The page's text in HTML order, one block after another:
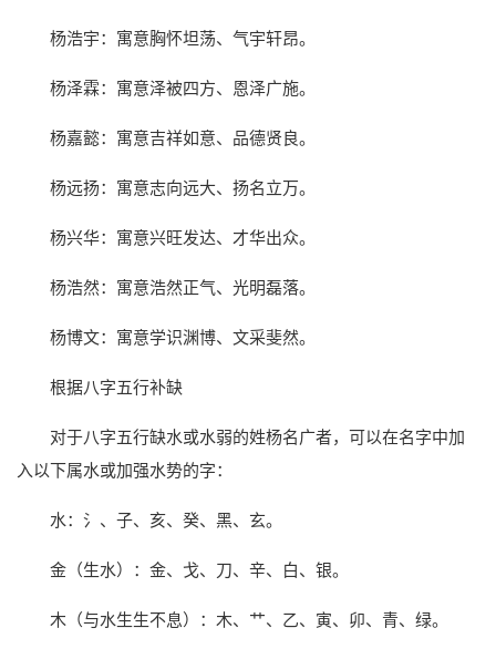
杨浩宇：寓意胸怀坦荡、气宇轩昂。
杨泽霖：寓意泽被四方、恩泽广施。
杨嘉懿：寓意吉祥如意、品德贤良。
杨远扬：寓意志向远大、扬名立万。
杨兴华：寓意兴旺发达、才华出众。
杨浩然：寓意浩然正气、光明磊落。
杨博文：寓意学识渊博、文采斐然。
根据八字五行补缺
对于八字五行缺水或水弱的姓杨名广者，可以在名字中加
入以下属水或加强水势的字：
水：氵、子、亥、癸、黑、玄。
金（生水）：金、戈、刀、辛、白、银。
木（与水生生不息）：木、艹、乙、寅、卯、青、绿。